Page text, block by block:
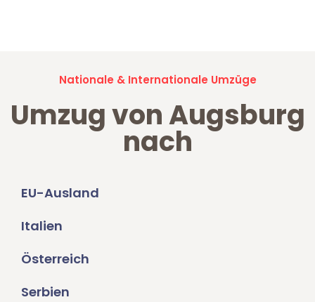
Nationale & Internationale Umzüge
Umzug von Augsburg
nach
EU-Ausland
Italien
Österreich
Serbien